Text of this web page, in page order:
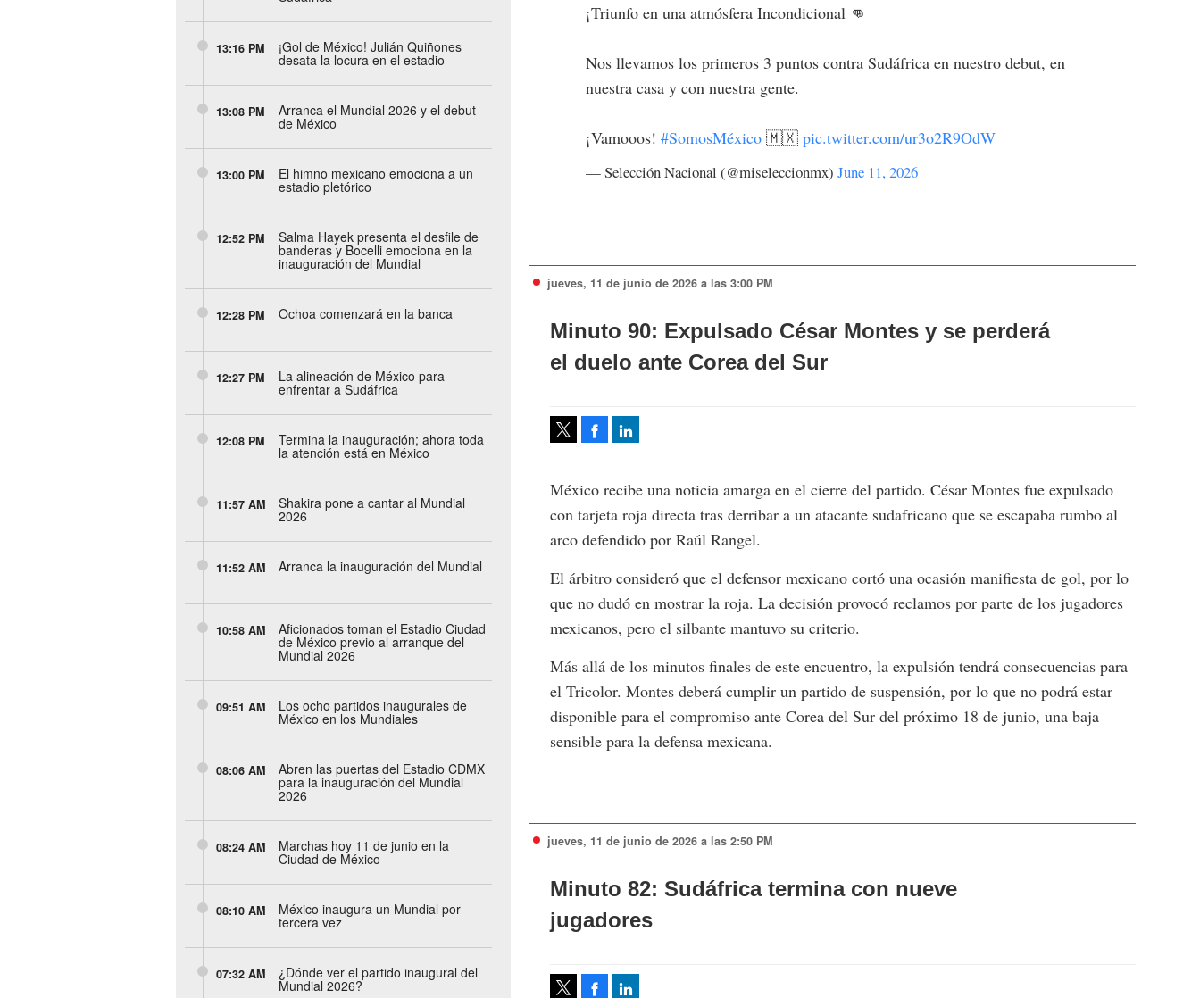
jueves, 11 de junio de 2026 a las 2:50 PM
Minuto 82: Sudáfrica termina con nueve
jugadores
Facebook
jueves, 11 de junio de 2026 a las 3:00 PM
Minuto 90: Expulsado César Montes y se perderá
el duelo ante Corea del Sur
Facebook
México recibe una noticia amarga en el cierre del partido. César Montes fue expulsado
con tarjeta roja directa tras derribar a un atacante sudafricano que se escapaba rumbo al
arco defendido por Raúl Rangel.
El árbitro consideró que el defensor mexicano cortó una ocasión manifiesta de gol, por lo
que no dudó en mostrar la roja. La decisión provocó reclamos por parte de los jugadores
mexicanos, pero el silbante mantuvo su criterio.
Más allá de los minutos finales de este encuentro, la expulsión tendrá consecuencias para
el Tricolor. Montes deberá cumplir un partido de suspensión, por lo que no podrá estar
disponible para el compromiso ante Corea del Sur del próximo 18 de junio, una baja
sensible para la defensa mexicana.
¡Triunfo en una atmósfera Incondicional 👊
Nos llevamos los primeros 3 puntos contra Sudáfrica en nuestro debut, en
nuestra casa y con nuestra gente.
¡Vamooos! #SomosMéxico 🇲🇽 pic.twitter.com/ur3o2R9OdW
— Selección Nacional (@miseleccionmx) June 11, 2026
07:32 AM ¿Dónde ver el partido inaugural del
Mundial 2026?
08:10 AM México inaugura un Mundial por
tercera vez
08:24 AM Marchas hoy 11 de junio en la
Ciudad de México
08:06 AM Abren las puertas del Estadio CDMX
para la inauguración del Mundial
2026
09:51 AM Los ocho partidos inaugurales de
México en los Mundiales
10:58 AM Aficionados toman el Estadio Ciudad
de México previo al arranque del
Mundial 2026
11:52 AM Arranca la inauguración del Mundial
11:57 AM Shakira pone a cantar al Mundial
2026
12:08 PM Termina la inauguración; ahora toda
la atención está en México
12:27 PM La alineación de México para
enfrentar a Sudáfrica
12:28 PM Ochoa comenzará en la banca
12:52 PM Salma Hayek presenta el desfile de
banderas y Bocelli emociona en la
inauguración del Mundial
13:00 PM El himno mexicano emociona a un
estadio pletórico
13:08 PM Arranca el Mundial 2026 y el debut
de México
13:16 PM ¡Gol de México! Julián Quiñones
desata la locura en el estadio